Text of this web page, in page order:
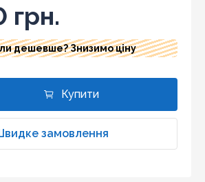
грн.
дешевше? Знизимо ціну
Купити
замовлення